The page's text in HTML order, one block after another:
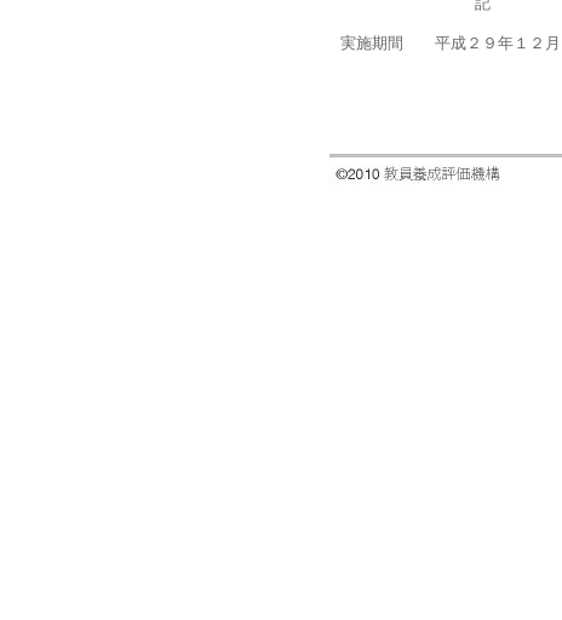
実施期間 平成２９年１２月